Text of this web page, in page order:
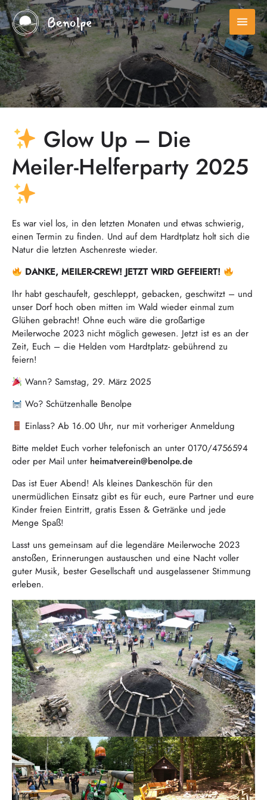
menu
Glow Up – Die
Meiler-Helferparty 2025
Es war viel los, in den letzten Monaten und etwas schwierig,
einen Termin zu finden. Und auf dem Hardtplatz holt sich die
Natur die letzten Aschenreste wieder.
DANKE, MEILER-CREW! JETZT WIRD GEFEIERT!
Ihr habt geschaufelt, geschleppt, gebacken, geschwitzt – und
unser Dorf hoch oben mitten im Wald wieder einmal zum
Glühen gebracht! Ohne euch wäre die großartige
Meilerwoche 2023 nicht möglich gewesen. Jetzt ist es an der
Zeit, Euch – die Helden vom Hardtplatz- gebührend zu
feiern!
Wann? Samstag, 29. März 2025
Wo? Schützenhalle Benolpe
Einlass? Ab 16.00 Uhr, nur mit vorheriger Anmeldung
Bitte meldet Euch vorher telefonisch an unter 0170/4756594
oder per Mail unter heimatverein@benolpe.de
Das ist Euer Abend! Als kleines Dankeschön für den
unermüdlichen Einsatz gibt es für euch, eure Partner und eure
Kinder freien Eintritt, gratis Essen & Getränke und jede
Menge Spaß!
Lasst uns gemeinsam auf die legendäre Meilerwoche 2023
anstoßen, Erinnerungen austauschen und eine Nacht voller
guter Musik, bester Gesellschaft und ausgelassener Stimmung
erleben.